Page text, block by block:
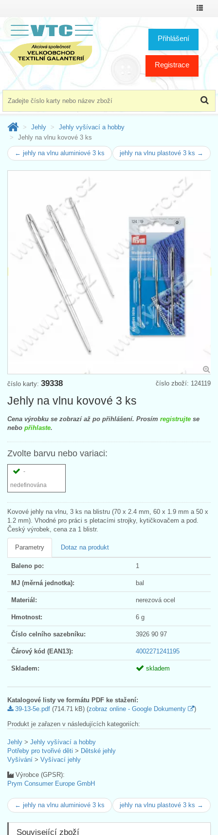
Přihlášení
Registrace
Jehly
Jehly vyšívací a hobby
Jehly na vlnu kovové 3 ks
← jehly na vlnu aluminiové 3 ks jehly na vlnu plastové 3 ks →
číslo zboží: 124119
číslo karty: 39338
Jehly na vlnu kovové 3 ks
Cena výrobku se zobrazí až po přihlášení. Prosím registrujte se
nebo přihlaste.
Zvolte barvu nebo variaci:
-
nedefinována
Kovové jehly na vlnu, 3 ks na blistru (70 x 2.4 mm, 60 x 1.9 mm a 50 x
1.2 mm). Vhodné pro práci s pletacími strojky, kytičkovačem a pod.
Český výrobek, cena za 1 blistr.
Parametry Dotaz na produkt
Baleno po: 1
MJ (měrná jednotka): bal
Materiál: nerezová ocel
Hmotnost: 6 g
Číslo celního sazebníku: 3926 90 97
Čárový kód (EAN13): 4002271241195
Skladem: skladem
Katalogové listy ve formátu PDF ke stažení:
39-13-5e.pdf (714.71 kB) (zobraz online - Google Dokumenty )
Produkt je zařazen v následujících kategoriích:
Jehly > Jehly vyšívací a hobby
Potřeby pro tvořivé děti > Dětské jehly
Vyšívání > Vyšívací jehly
Výrobce (GPSR):
Prym Consumer Europe GmbH
← jehly na vlnu aluminiové 3 ks jehly na vlnu plastové 3 ks →
Související zboží